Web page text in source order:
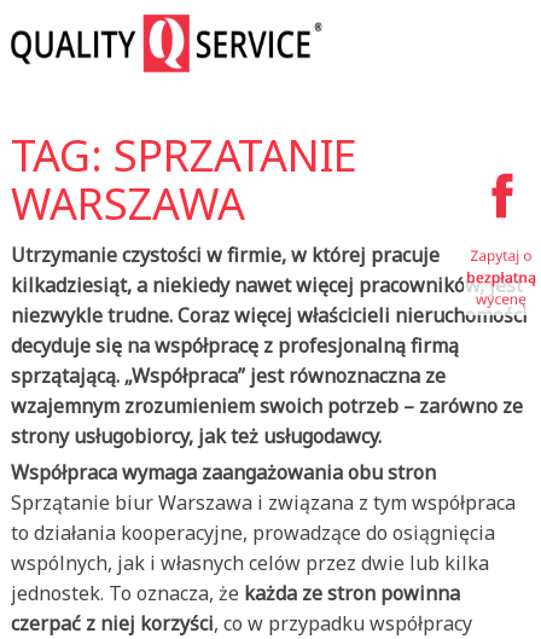
TAG: SPRZATANIE
WARSZAWA
Utrzymanie czystości w firmie, w której pracuje
kilkadziesiąt, a niekiedy nawet więcej pracowników, jest
niezwykle trudne. Coraz więcej właścicieli nieruchomości
decyduje się na współpracę z profesjonalną firmą
sprzątającą. „Współpraca” jest równoznaczna ze
wzajemnym zrozumieniem swoich potrzeb – zarówno ze
strony usługobiorcy, jak też usługodawcy.
Współpraca wymaga zaangażowania obu stron
Sprzątanie biur Warszawa i związana z tym współpraca
to działania kooperacyjne, prowadzące do osiągnięcia
wspólnych, jak i własnych celów przez dwie lub kilka
jednostek. To oznacza, że każda ze stron powinna
czerpać z niej korzyści, co w przypadku współpracy